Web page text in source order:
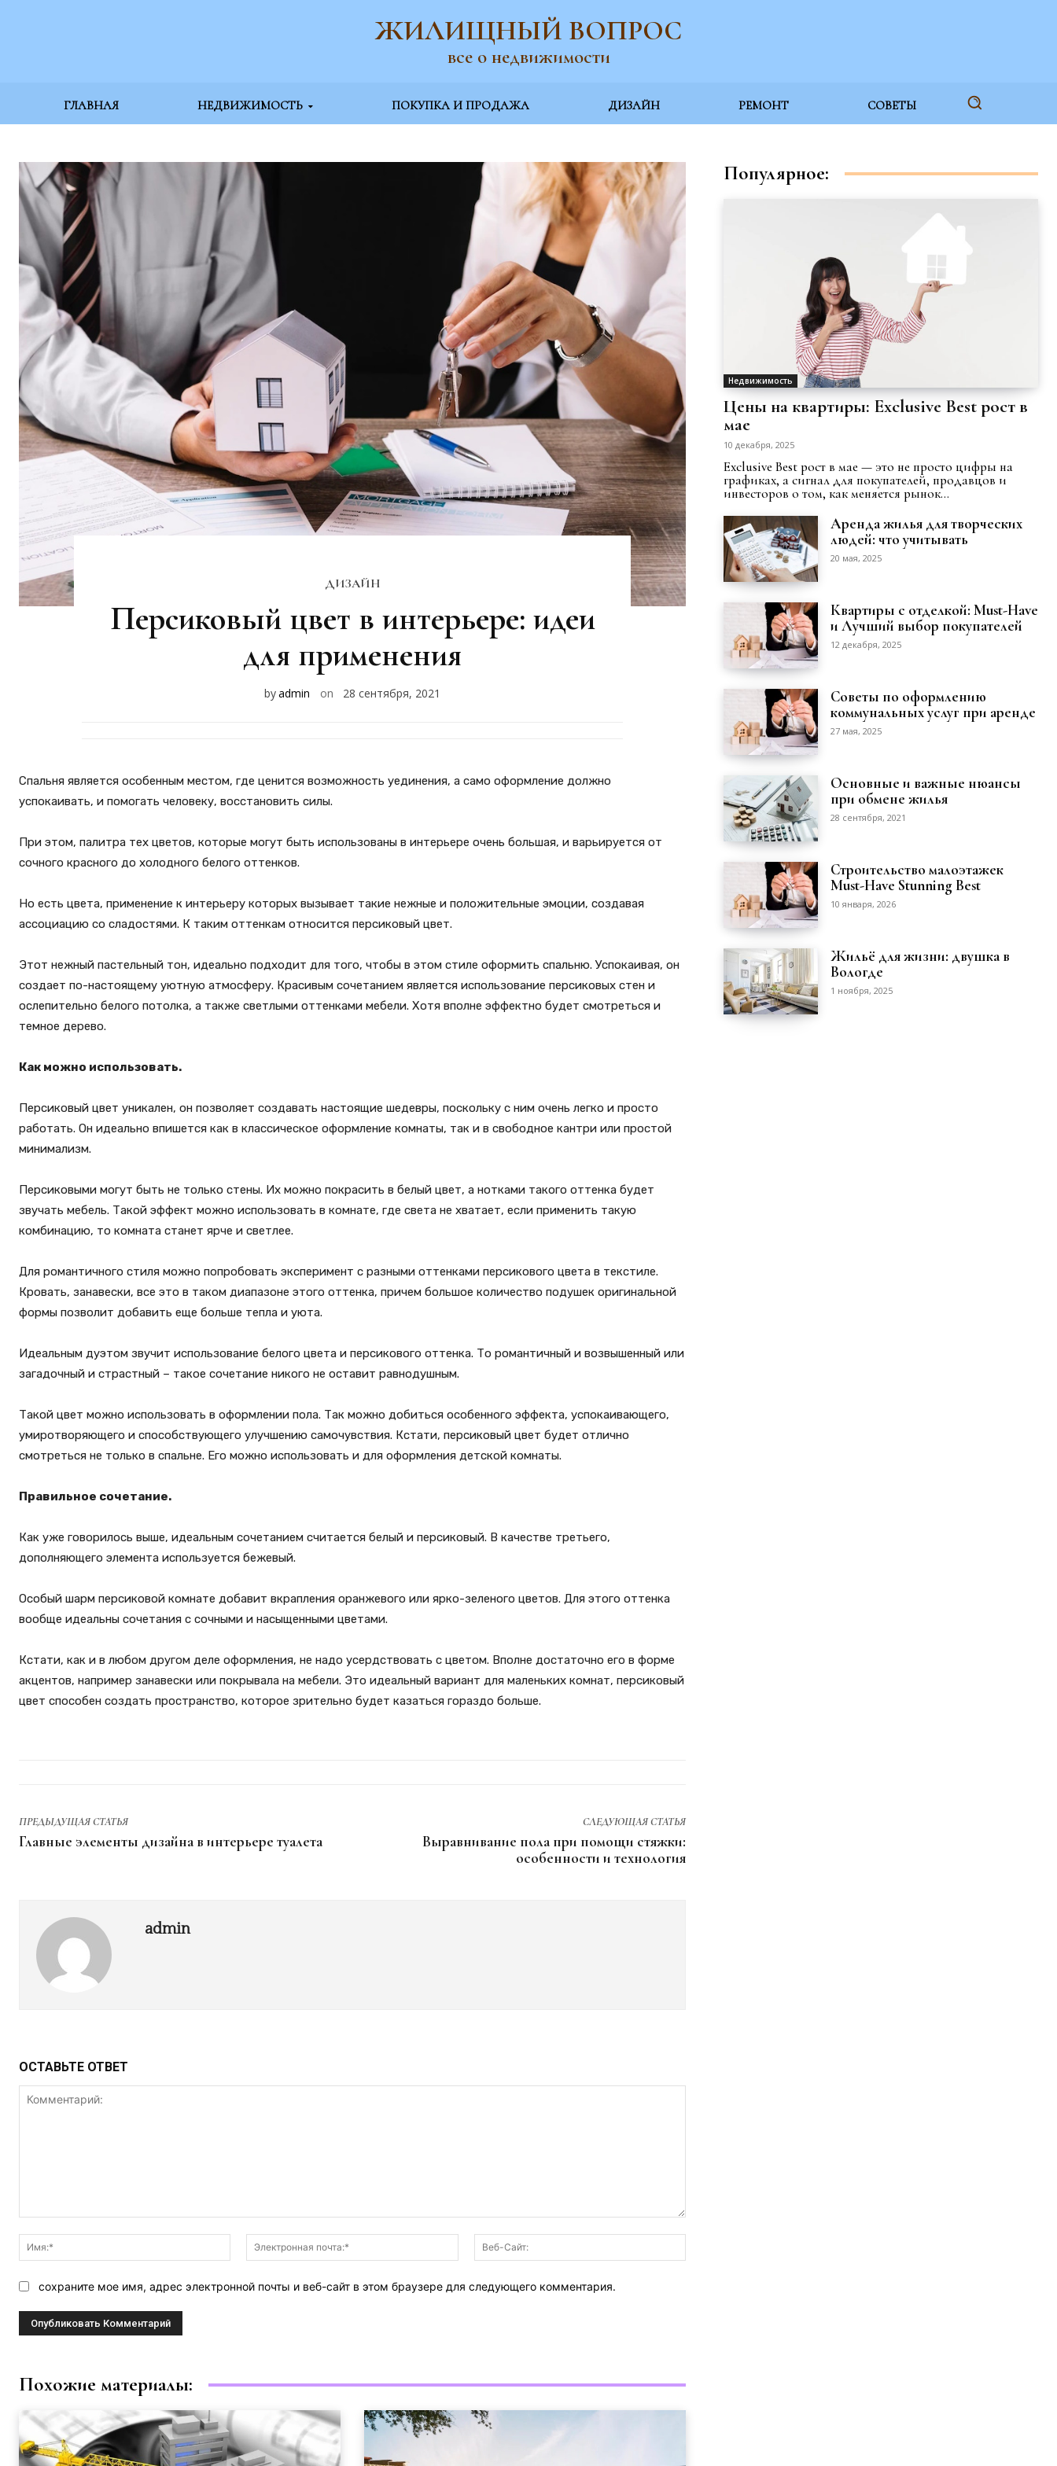
ЖИЛИЩНЫЙ ВОПРОС
все о недвижимости
ГЛАВНАЯ НЕДВИЖИМОСТЬ ПОКУПКА И ПРОДАЖА ДИЗАЙН РЕМОНТ СОВЕТЫ
ДИЗАЙН
Персиковый цвет в интерьере: идеи
для применения
byadmin on 28 сентября, 2021
Спальня является особенным местом, где ценится возможность уединения, а само оформление должно
успокаивать, и помогать человеку, восстановить силы.
При этом, палитра тех цветов, которые могут быть использованы в интерьере очень большая, и варьируется от
сочного красного до холодного белого оттенков.
Но есть цвета, применение к интерьеру которых вызывает такие нежные и положительные эмоции, создавая
ассоциацию со сладостями. К таким оттенкам относится персиковый цвет.
Этот нежный пастельный тон, идеально подходит для того, чтобы в этом стиле оформить спальню. Успокаивая, он
создает по-настоящему уютную атмосферу. Красивым сочетанием является использование персиковых стен и
ослепительно белого потолка, а также светлыми оттенками мебели. Хотя вполне эффектно будет смотреться и
темное дерево.
Как можно использовать.
Персиковый цвет уникален, он позволяет создавать настоящие шедевры, поскольку с ним очень легко и просто
работать. Он идеально впишется как в классическое оформление комнаты, так и в свободное кантри или простой
минимализм.
Персиковыми могут быть не только стены. Их можно покрасить в белый цвет, а нотками такого оттенка будет
звучать мебель. Такой эффект можно использовать в комнате, где света не хватает, если применить такую
комбинацию, то комната станет ярче и светлее.
Для романтичного стиля можно попробовать эксперимент с разными оттенками персикового цвета в текстиле.
Кровать, занавески, все это в таком диапазоне этого оттенка, причем большое количество подушек оригинальной
формы позволит добавить еще больше тепла и уюта.
Идеальным дуэтом звучит использование белого цвета и персикового оттенка. То романтичный и возвышенный или
загадочный и страстный – такое сочетание никого не оставит равнодушным.
Такой цвет можно использовать в оформлении пола. Так можно добиться особенного эффекта, успокаивающего,
умиротворяющего и способствующего улучшению самочувствия. Кстати, персиковый цвет будет отлично
смотреться не только в спальне. Его можно использовать и для оформления детской комнаты.
Правильное сочетание.
Как уже говорилось выше, идеальным сочетанием считается белый и персиковый. В качестве третьего,
дополняющего элемента используется бежевый.
Особый шарм персиковой комнате добавит вкрапления оранжевого или ярко-зеленого цветов. Для этого оттенка
вообще идеальны сочетания с сочными и насыщенными цветами.
Кстати, как и в любом другом деле оформления, не надо усердствовать с цветом. Вполне достаточно его в форме
акцентов, например занавески или покрывала на мебели. Это идеальный вариант для маленьких комнат, персиковый
цвет способен создать пространство, которое зрительно будет казаться гораздо больше.
ПРЕДЫДУЩАЯ СТАТЬЯ
Главные элементы дизайна в интерьере туалета
СЛЕДУЮЩАЯ СТАТЬЯ
Выравнивание пола при помощи стяжки:
особенности и технология
admin
ОСТАВЬТЕ ОТВЕТ
Имя:*
Электронная
почта:*
Сайт:
сохраните мое имя, адрес электронной почты и веб-сайт в этом браузере для следующего комментария.
Похожие материалы:
Популярное:
Недвижимость
Цены на квартиры: Exclusive Best рост в
мае
10 декабря, 2025
Exclusive Best рост в мае — это не просто цифры на
графиках, а сигнал для покупателей, продавцов и
инвесторов о том, как меняется рынок...
Аренда жилья для творческих
людей: что учитывать
20 мая, 2025
Квартиры с отделкой: Must-Have
и Лучший выбор покупателей
12 декабря, 2025
Советы по оформлению
коммунальных услуг при аренде
27 мая, 2025
Основные и важные нюансы
при обмене жилья
28 сентября, 2021
Строительство малоэтажек
Must-Have Stunning Best
10 января, 2026
Жильё для жизни: двушка в
Вологде
1 ноября, 2025